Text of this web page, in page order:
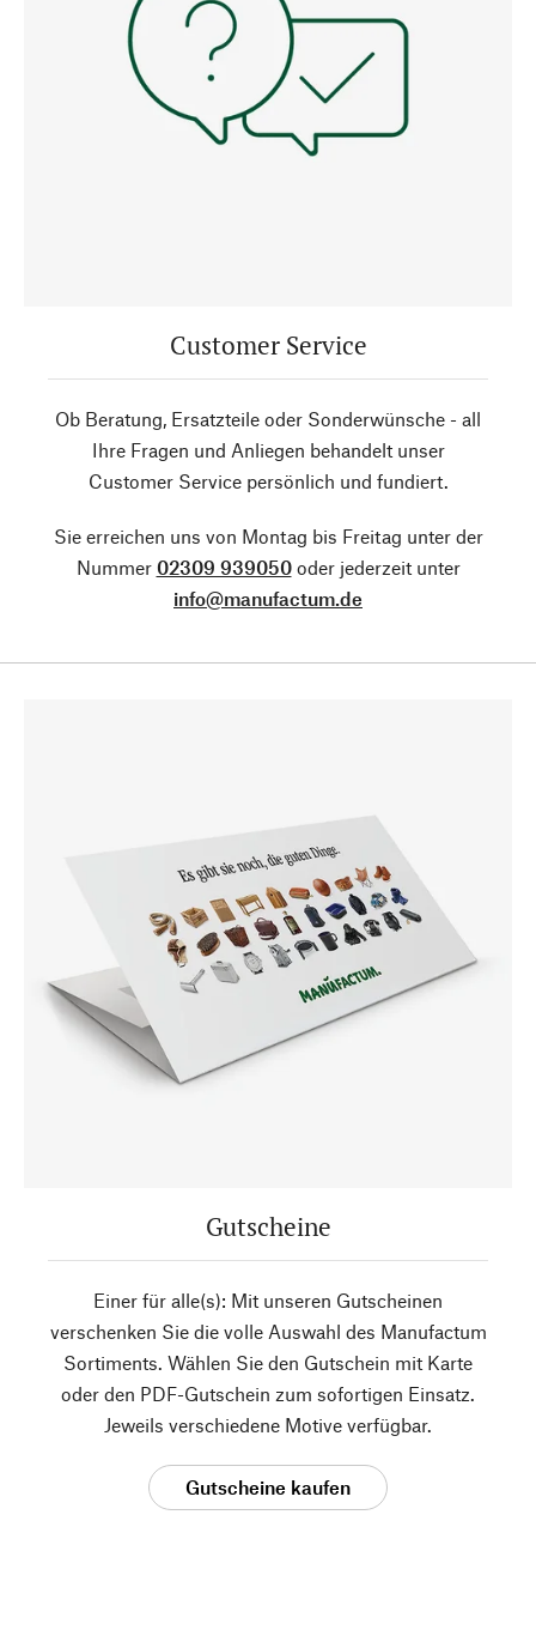
Customer Service
Ob Beratung, Ersatzteile oder Sonderwünsche - all
Ihre Fragen und Anliegen behandelt unser
Customer Service persönlich und fundiert.
Sie erreichen uns von Montag bis Freitag unter der
Nummer 02309 939050oder jederzeit unter
info@manufactum.de
Gutscheine
Einer für alle(s): Mit unseren Gutscheinen
verschenken Sie die volle Auswahl des Manufactum
Sortiments. Wählen Sie den Gutschein mit Karte
oder den PDF-Gutschein zum sofortigen Einsatz.
Jeweils verschiedene Motive verfügbar.
Gutscheine kaufen